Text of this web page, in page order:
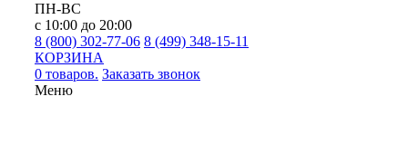
ПН-ВС
с 10:00 до 20:00
8 (800) 302-77-06 8 (499) 348-15-11
КОРЗИНА
0 товаров. Заказать звонок
Меню